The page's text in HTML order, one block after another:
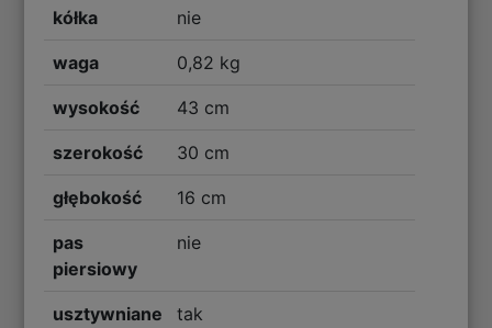
kółka nie
waga 0,82 kg
wysokość 43 cm
szerokość 30 cm
głębokość 16 cm
pas
piersiowy
nie
usztywniane
tak